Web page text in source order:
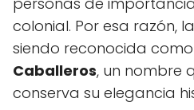
colonial. Por esa razón,
siendo reconocida como
Caballeros, un nombre
conserva su elegancia